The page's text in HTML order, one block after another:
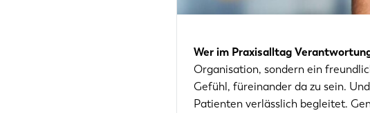
Wer im Praxisalltag
Organisation, sondern ein
Gefühl, füreinander da zu sein.
Patienten verlässlich begleitet.